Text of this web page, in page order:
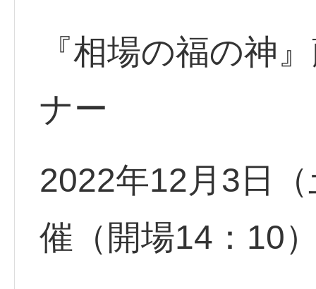
『相場の福の神
ナー
2022年12月3日
催（開場14：10